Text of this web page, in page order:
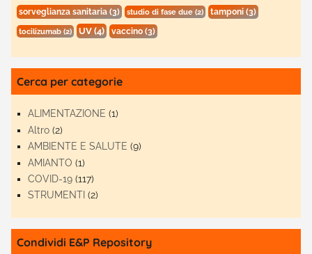
sorveglianza sanitaria(3) studio di fase due(2) tamponi(3)
tocilizumab(2) UV(4) vaccino(3)
Cerca per categorie
ALIMENTAZIONE (1)
Altro (2)
AMBIENTE E SALUTE (9)
AMIANTO (1)
COVID-19 (117)
STRUMENTI (2)
Condividi E&P Repository